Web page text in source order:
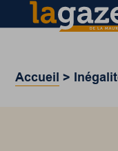
Accueil >